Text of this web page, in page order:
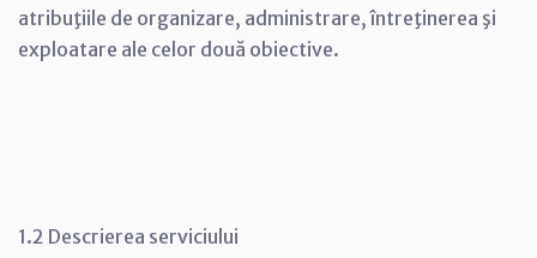
atribuţiile de organizare, administrare, întreţinerea şi
exploatare ale celor două obiective.
1.2 Descrierea serviciului